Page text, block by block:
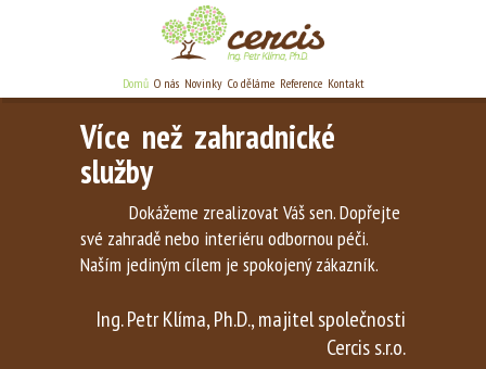
Domů O nás Novinky Co děláme Reference Kontakt
Více než zahradnické
služby
Dokážeme zrealizovat Váš sen. Dopřejte
své zahradě nebo interiéru odbornou péči.
Naším jediným cílem je spokojený zákazník.
Ing. Petr Klíma, Ph.D., majitel společnosti
Cercis s.r.o.